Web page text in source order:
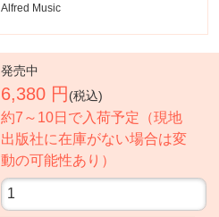
Alfred Music
発売中
6,380 円 (税込)
約7～10日で入荷予定（現地
出版社に在庫がない場合は変
動の可能性あり）